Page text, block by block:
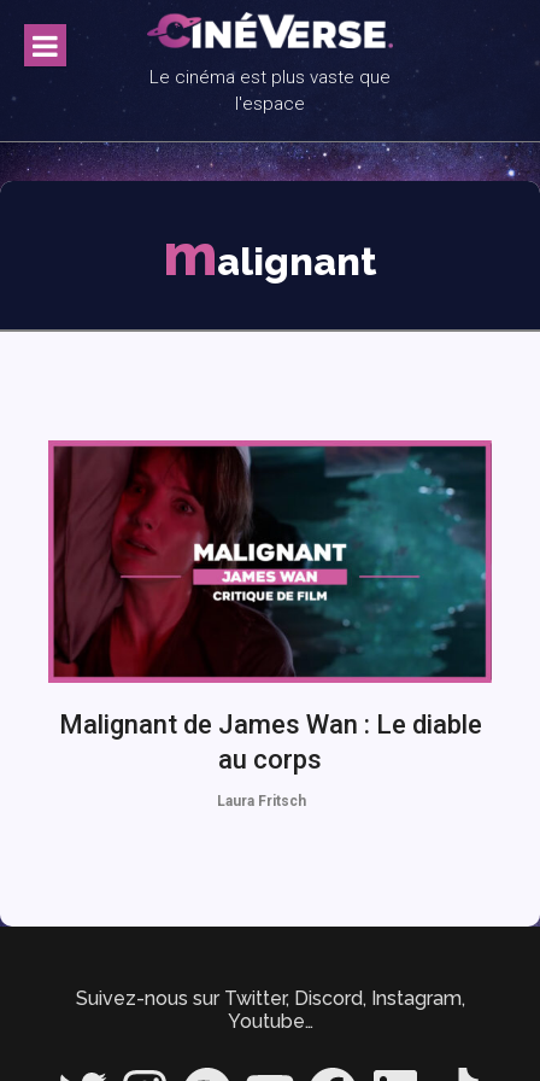
content
Le cinéma est plus vaste que
l'espace
malignant
Malignant de James Wan : Le diable
au corps
Laura Fritsch
Suivez-nous sur Twitter, Discord, Instagram,
Youtube…
Twitter InstagramSpotify YouTube FacebookLinkedIn TikTok